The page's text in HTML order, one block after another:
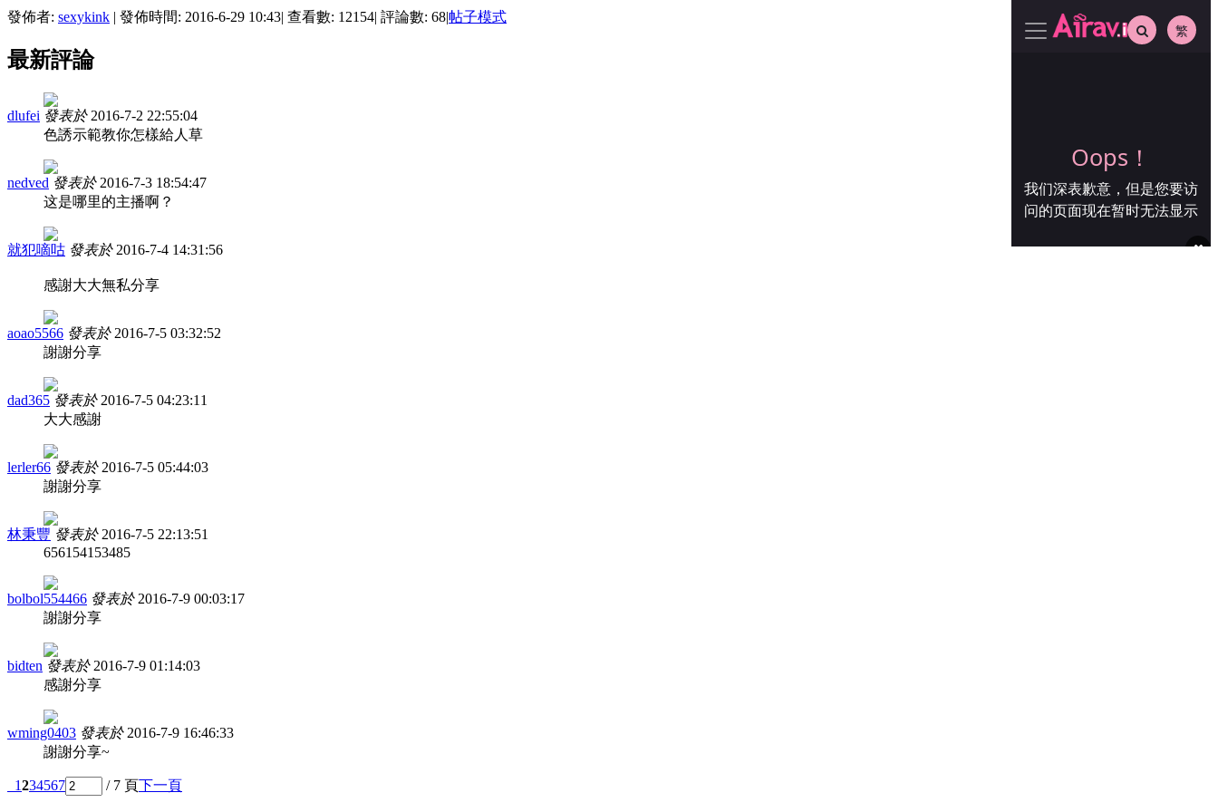
發佈者: sexykink | 發佈時間: 2016-6-29 10:43| 查看數: 12154| 評論數: 68|帖子模式
最新評論
dlufei 發表於 2016-7-2 22:55:04
色誘示範教你怎樣給人草
nedved 發表於 2016-7-3 18:54:47
这是哪里的主播啊？
就犯嘀咕 發表於 2016-7-4 14:31:56
感謝大大無私分享
aoao5566 發表於 2016-7-5 03:32:52
謝謝分享
dad365 發表於 2016-7-5 04:23:11
大大感謝
lerler66 發表於 2016-7-5 05:44:03
謝謝分享
林秉豐 發表於 2016-7-5 22:13:51
656154153485
bolbol554466 發表於 2016-7-9 00:03:17
謝謝分享
bidten 發表於 2016-7-9 01:14:03
感謝分享
wming0403 發表於 2016-7-9 16:46:33
謝謝分享~
1234567 / 7 頁下一頁